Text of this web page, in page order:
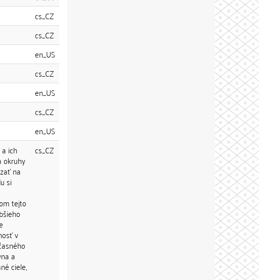
cs_CZ
cs_CZ
en_US
cs_CZ
en_US
cs_CZ
en_US
ich
okruhy
na
si
tejto
v
a
ciele,
cs_CZ